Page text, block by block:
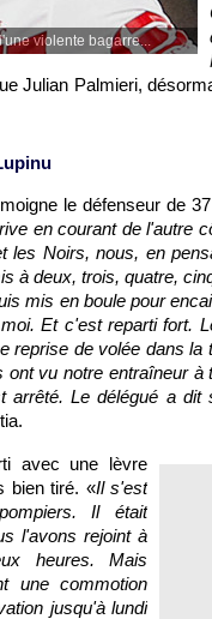
violente bagarre...
Julian Palmieri,
le défenseur de
en courant de l'autre
les Noirs, nous, en
à deux, trois, quatre,
mis en boule pour
Et c'est reparti fort.
reprise de volée dans
vu notre entraîneur
arrêté. Le délégué a
avec une lèvre
bien tiré. «Il s'est
Il était
l'avons rejoint à
heures. Mais
une commotion
jusqu'à lundi